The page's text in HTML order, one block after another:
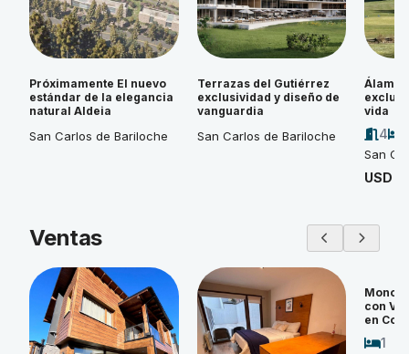
Próximamente El nuevo
estándar de la elegancia
natural Aldeia
San Carlos de Bariloche
Terrazas del Gutiérrez
exclusividad y diseño de
vanguardia
San Carlos de Bariloche
vida
4
San
USD
Ventas
con
en
1